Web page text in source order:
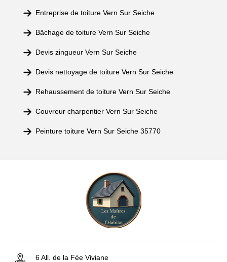
Entreprise de toiture Vern Sur Seiche
Bâchage de toiture Vern Sur Seiche
Devis zingueur Vern Sur Seiche
Devis nettoyage de toiture Vern Sur Seiche
Rehaussement de toiture Vern Sur Seiche
Couvreur charpentier Vern Sur Seiche
Peinture toiture Vern Sur Seiche 35770
6 All. de la Fée Viviane